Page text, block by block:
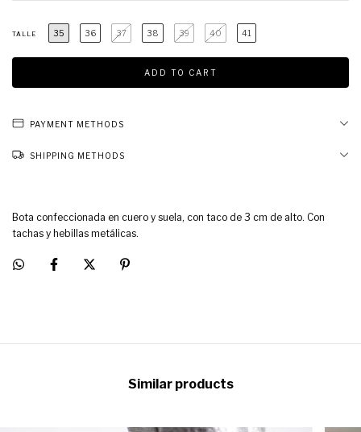
TALLE 35 36 37 38 39 40 41
PAYMENT METHODS
SHIPPING METHODS
Bota confeccionada en cuero y suela, con taco de 3 cm de alto. Con
tachas y hebillas metálicas.
Similar products